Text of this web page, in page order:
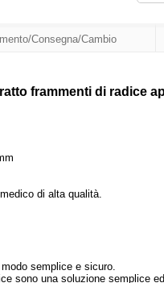
Consegna/Cambio
frammenti di radice
di alta qualità.
semplice e sicuro.
sono una soluzione semplice